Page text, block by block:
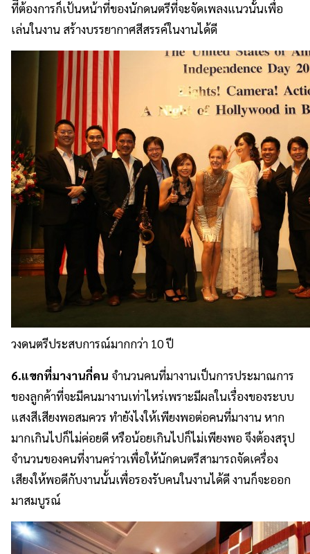
ทีี่ต้องการก็เป้นหน้าที่ของนักดนตรีที่จะจัดเพลงแนวนั้นเพื่อ
เล่นในงาน สร้างบรรยากาศสีสรรค์ในงานได้ดี
วงดนตรีประสบการณ์มากกว่า 10 ปี
6.แขกที่มางานกี่คน จำนวนคนที่มางานเป็นการประมาณการ
ของลูกค้าที่จะมีคนมางานเท่าไหร่เพราะมีผลในเรื่องของระบบ
แสงสีเสียงพอสมควร ทำยังไงให้เพียงพอต่อคนที่มางาน หาก
มากเกินไปก็ไม่ค่อยดี หรือน้อยเกินไปก็ไม่เพียงพอ จึงต้องสรุป
จำนวนของคนที่งานคร่าวเพื่อให้นักดนตรีสามารถจัดเครื่อง
เสียงให้พอดีกับงานนั้นเพื่อรองรับคนในงานได้ดี งานก็จะออก
มาสมบูรณ์